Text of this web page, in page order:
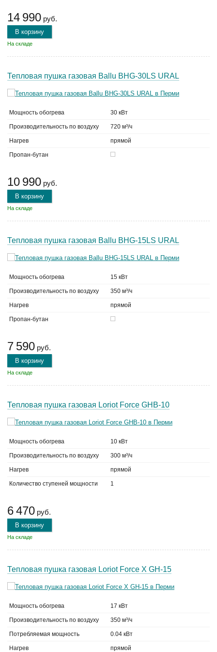
14 990 руб.
В корзину
На складе
Тепловая пушка газовая Ballu BHG-30LS URAL
Мощность обогрева 30 кВт
Производительность по воздуху 720 м³/ч
Нагрев прямой
Пропан-бутан
10 990 руб.
В корзину
На складе
Тепловая пушка газовая Ballu BHG-15LS URAL
Мощность обогрева 15 кВт
Производительность по воздуху 350 м³/ч
Нагрев прямой
Пропан-бутан
7 590 руб.
В корзину
На складе
Тепловая пушка газовая Loriot Force GHB-10
Мощность обогрева 10 кВт
Производительность по воздуху 300 м³/ч
Нагрев прямой
Количество ступеней мощности 1
6 470 руб.
В корзину
На складе
Тепловая пушка газовая Loriot Force X GH-15
Мощность обогрева 17 кВт
Производительность по воздуху 350 м³/ч
Потребляемая мощность 0.04 кВт
Нагрев прямой